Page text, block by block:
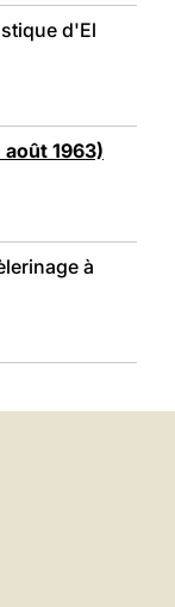
d'El
1963)
à